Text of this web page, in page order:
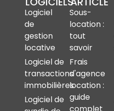
Logiciel
de
gestion
locative
Logiciel de
transactions
immobilières
Logiciel de
Sous-
location :
tout
savoir
Frais
d'agence
location :
guide
complet